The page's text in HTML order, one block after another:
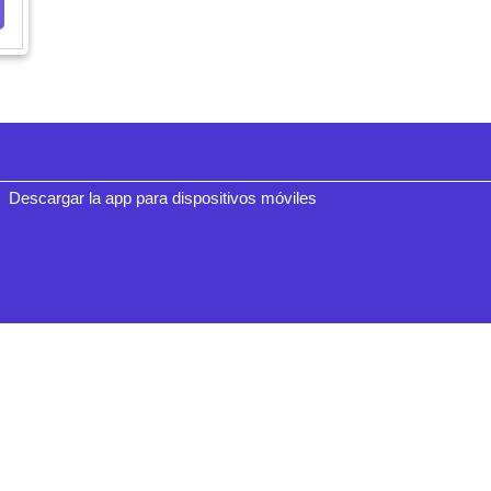
Descargar la app para dispositivos móviles